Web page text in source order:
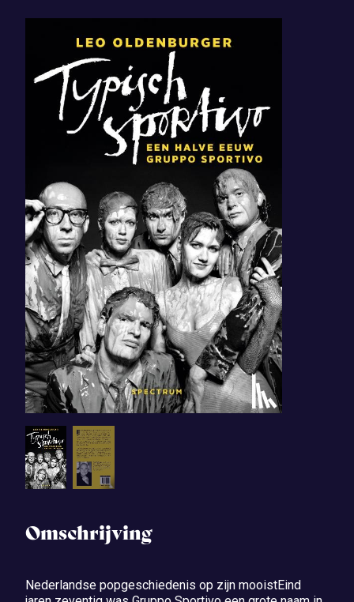
Omschrijving
Nederlandse popgeschiedenis op zijn mooistEind